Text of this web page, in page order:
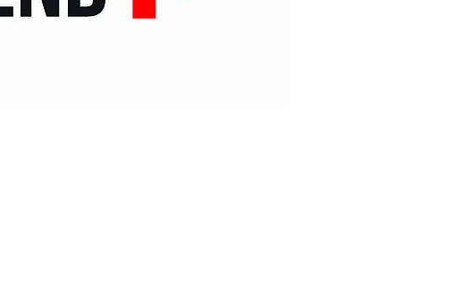
Bereitschaften & Sanitätsdienste